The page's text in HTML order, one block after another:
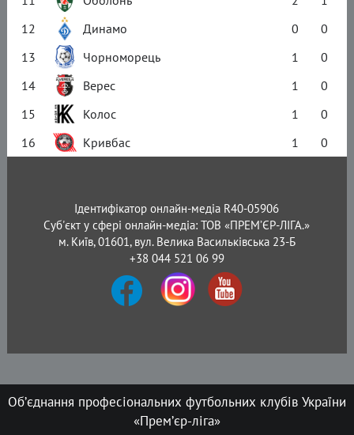
12
Динамо 0
0
13
Чорноморець 1
0
14
Верес 1
0
15
Колос 1
0
16
Кривбас 1 0
Ідентифікатор онлайн-медіа R40-05906
Суб'єкт у сфері онлайн-медіа: ТОВ «ПРЕМ’ЄР-ЛІГА.»
м. Київ, 01601, вул. Велика Васильківська 23-Б
+38 044 521 06 99
Об’єднання професіональних футбольних клубів України
«Прем’єр-ліга»